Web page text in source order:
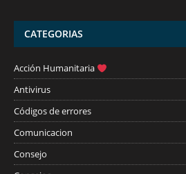
CATEGORIAS
Acción Humanitaria
Antivirus
Códigos de errores
Comunicacion
Consejo